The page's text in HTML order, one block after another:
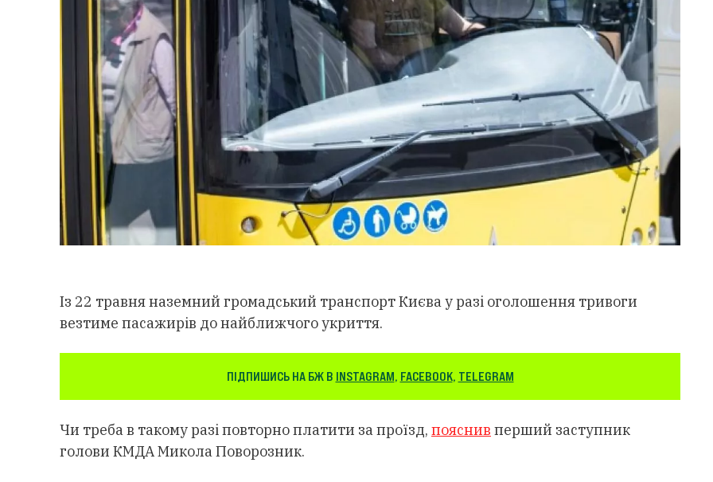
Із 22 травня наземний громадський транспорт Києва у разі оголошення тривоги
везтиме пасажирів до найближчого укриття.
ПІДПИШИСЬ НА БЖ В INSTAGRAM, FACEBOOK, TELEGRAM
Чи треба в такому разі повторно платити за проїзд, пояснив перший заступник
голови КМДА Микола Поворозник.